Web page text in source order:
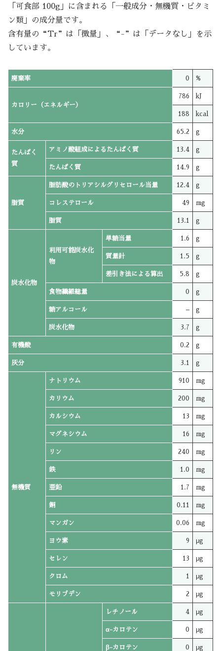
「可食部 100g」に含まれる「一般成分・無機質・ビタミ
ン類」の成分量です。
含有量の“Tr”は「微量」、“-”は「データなし」を示
しています。
廃棄率 0 %
カロリー（エネルギー）
786 kJ
188 kcal
水分 65.2 g
たんぱく
質
アミノ酸組成によるたんぱく質 13.4 g
たんぱく質 14.9 g
脂質
脂肪酸のトリアシルグリセロール当量 12.4 g
コレステロール 49 mg
脂質 13.1 g
炭水化物
利用可能炭水化
物
単糖当量 1.6 g
質量計 1.5 g
差引き法による算出 5.8 g
食物繊維総量 0 g
糖アルコール – g
炭水化物 3.7 g
有機酸 0.2 g
灰分 3.1 g
無機質
ナトリウム 910 mg
カリウム 200 mg
カルシウム 13 mg
マグネシウム 16 mg
リン 240 mg
鉄 1.0 mg
亜鉛 1.7 mg
銅 0.11 mg
マンガン 0.06 mg
ヨウ素 9 μg
セレン 13 μg
クロム 1 μg
モリブデン 2 μg
レチノール 4 μg
α-カロテン 0 μg
β-カロテン 0 μg